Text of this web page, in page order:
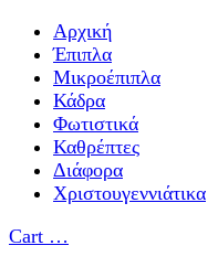
Αρχική
Έπιπλα
Μικροέπιπλα
Κάδρα
Φωτιστικά
Καθρέπτες
Διάφορα
Χριστουγεννιάτικα
Cart …